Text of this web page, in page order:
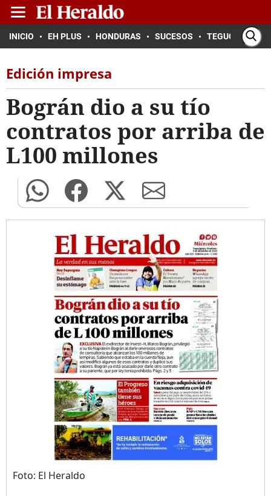
INICIO EH PLUS HONDURAS SUCESOS TEGUCIGALPA
Edición impresa
Bográn dio a su tío
contratos por arriba de
L100 millones
Foto: El Heraldo